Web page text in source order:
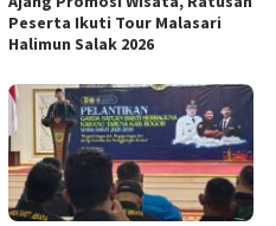
Peserta Ikuti Tour Malasari
Halimun Salak 2026